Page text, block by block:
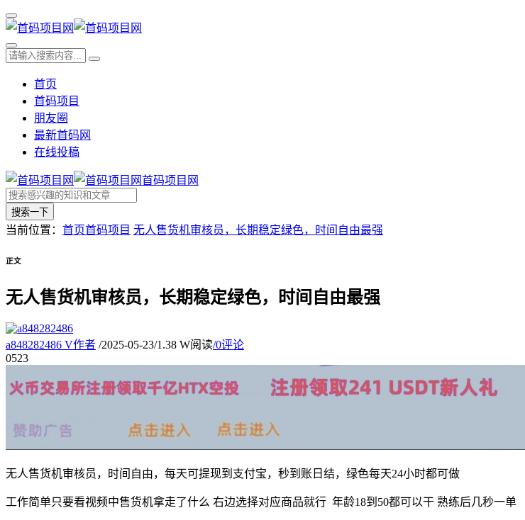
首页
首码项目
朋友圈
最新首码网
在线投稿
首码项目网
搜索一下
当前位置： 首页首码项目 无人售货机审核员，长期稳定绿色，时间自由最强
正文
无人售货机审核员，长期稳定绿色，时间自由最强
a848282486 V作者 /2025-05-23/1.38 W阅读/0评论
0523
无人售货机审核员，时间自由，每天可提现到支付宝，秒到账日结，绿色每天24小时都可做
工作简单只要看视频中售货机拿走了什么 右边选择对应商品就行 年龄18到50都可以干 熟练后几秒一单